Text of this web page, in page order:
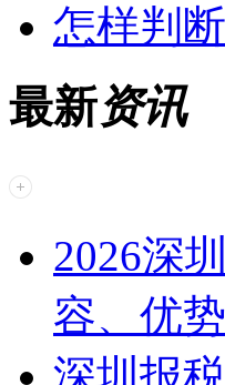
怎样判
最新资讯
2026深
容、优